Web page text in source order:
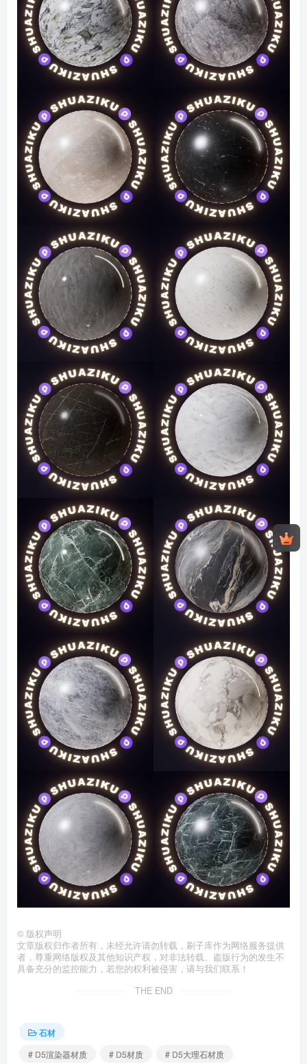
© 版权声明
文章版权归作者所有，未经允许请勿转载，刷子库作为网络服务提供
者，尊重网络版权及其他知识产权，对非法转载、盗版行为的发生不
具备充分的监控能力，若您的权利被侵害，请与我们联系！
THE END
石材
# D5渲染器材质
# D5材质 # D5大理石材质